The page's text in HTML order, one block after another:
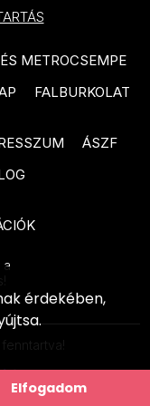
METROCSEMPE
FALBURKOLAT
ÁSZF
a
érdekében,
Elfogadom